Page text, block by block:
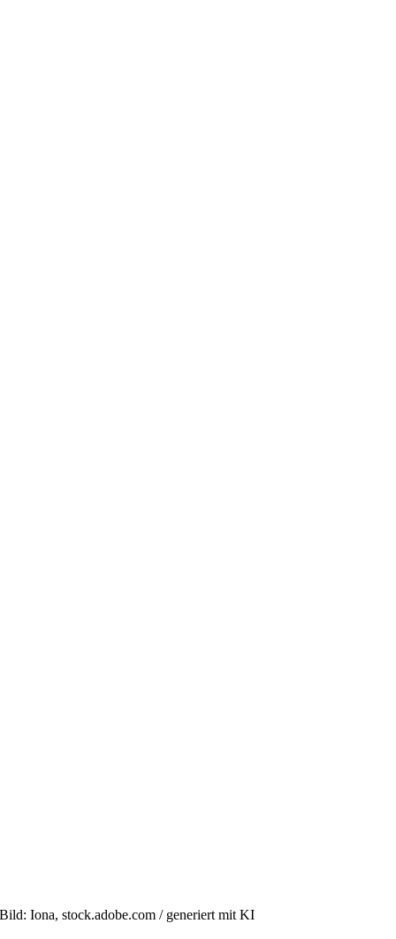
Bild: Iona, stock.adobe.com / generiert mit KI